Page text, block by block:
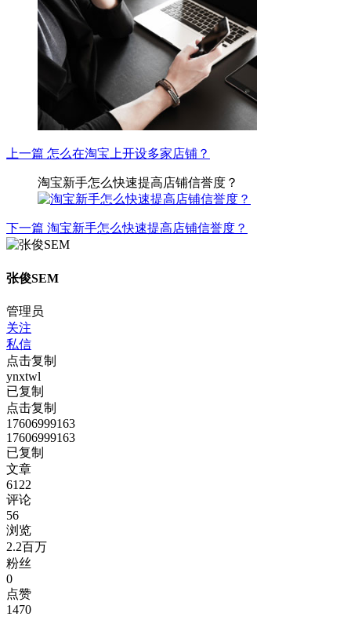
上一篇 怎么在淘宝上开设多家店铺？
淘宝新手怎么快速提高店铺信誉度？
下一篇 淘宝新手怎么快速提高店铺信誉度？
张俊SEM
管理员
关注
私信
点击复制
ynxtwl
已复制
点击复制
17606999163
17606999163
已复制
文章
6122
评论
56
浏览
2.2百万
粉丝
0
点赞
1470